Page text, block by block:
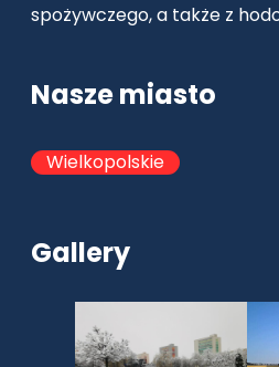
spożywczego, a także z
Nasze miasto
Wielkopolskie
Gallery